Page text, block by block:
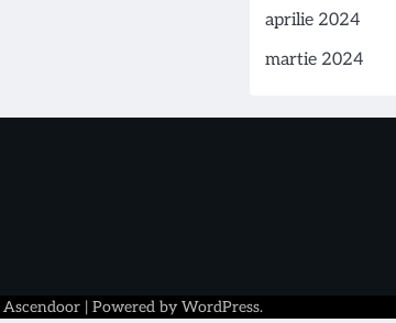
aprilie 2024
martie 2024
Ascendoor | Powered by WordPress.